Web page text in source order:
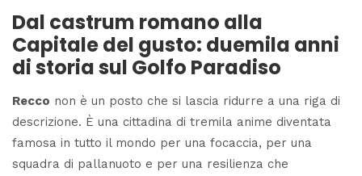
Dal castrum romano alla
Capitale del gusto: duemila anni
di storia sul Golfo Paradiso
Recco non è un posto che si lascia ridurre a una riga di
descrizione. È una cittadina di tremila anime diventata
famosa in tutto il mondo per una focaccia, per una
squadra di pallanuoto e per una resilienza che